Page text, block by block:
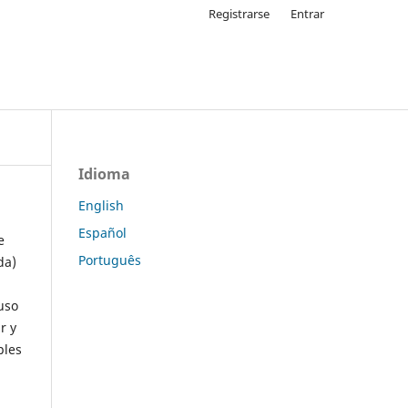
Registrarse Entrar
y
Idioma
English
Español
Português